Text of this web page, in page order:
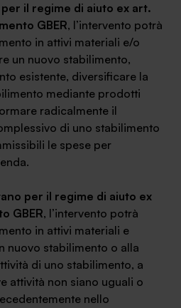
il regime di aiuto ex art.
GBER, l’intervento potrà
in attivi materiali e/o
un nuovo stabilimento,
esistente, diversificare la
mediante prodotti
radicalmente il
di uno stabilimento
le spese per
per il regime di aiuto ex
GBER, l’intervento potrà
in attivi materiali e
nuovo stabilimento o alla
di uno stabilimento, a
attività non siano uguali o
nello